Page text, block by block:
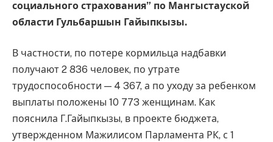
социального страхования” по Мангыстауской
области Гульбаршын Гайыпкызы.
В частности, по потере кормильца надбавки
получают 2 836 человек, по утрате
трудоспособности — 4 367, а по уходу за ребенком
выплаты положены 10 773 женщинам. Как
пояснила Г.Гайыпкызы, в проекте бюджета,
утвержденном Мажилисом Парламента РК, с 1